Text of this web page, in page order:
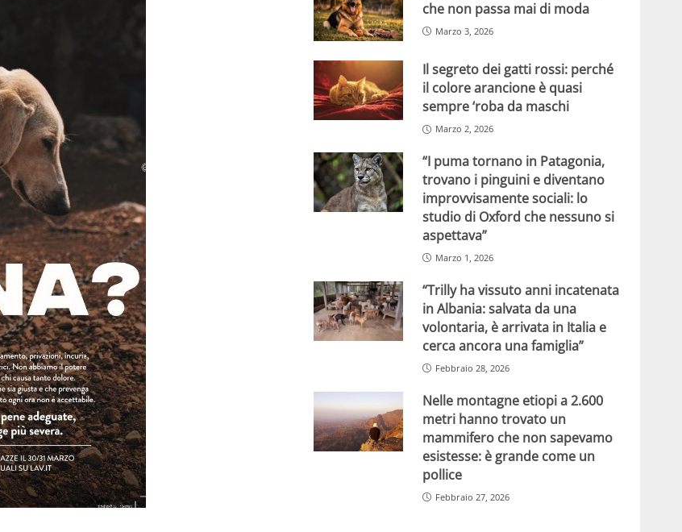
che non passa mai di moda
Marzo 3, 2026
Il segreto dei gatti rossi: perché
il colore arancione è quasi
sempre ‘roba da maschi
Marzo 2, 2026
“I puma tornano in Patagonia,
trovano i pinguini e diventano
improvvisamente sociali: lo
studio di Oxford che nessuno si
aspettava”
Marzo 1, 2026
“Trilly ha vissuto anni incatenata
in Albania: salvata da una
volontaria, è arrivata in Italia e
cerca ancora una famiglia”
Febbraio 28, 2026
Nelle montagne etiopi a 2.600
metri hanno trovato un
mammifero che non sapevamo
esistesse: è grande come un
pollice
Febbraio 27, 2026